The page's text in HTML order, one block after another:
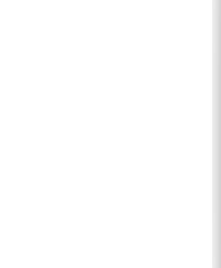
che con il
Mbappé